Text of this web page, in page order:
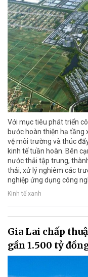
Với mục tiêu phát triển
bước hoàn thiện hạ tầng
vệ môi trường và thúc
kinh tế tuần hoàn. Bên
nước thải tập trung,
thải, xử lý nghiêm các
nghiệp ứng dụng công
Kinh tế xanh
Gia Lai chấp
gần 1.500 tỷ